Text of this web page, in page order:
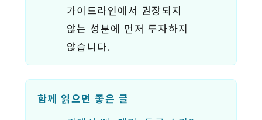
가이드라인에서 권장되지
않는 성분에 먼저 투자하지
않습니다.
함께 읽으면 좋은 글